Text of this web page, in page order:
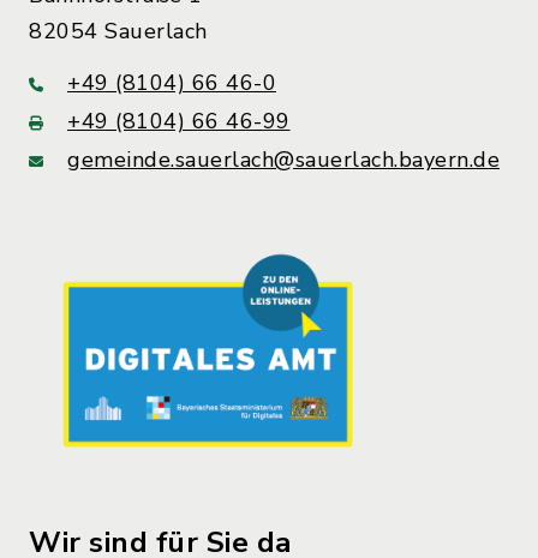
82054 Sauerlach
+49 (8104) 66 46-0
+49 (8104) 66 46-99
gemeinde.sauerlach@sauerlach.bayern.de
Wir sind für Sie da